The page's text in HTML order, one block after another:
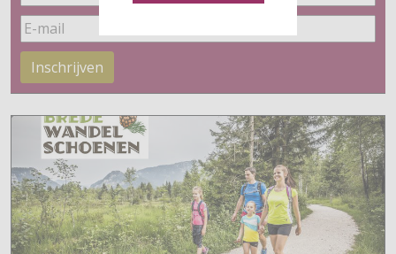
Inschrijven